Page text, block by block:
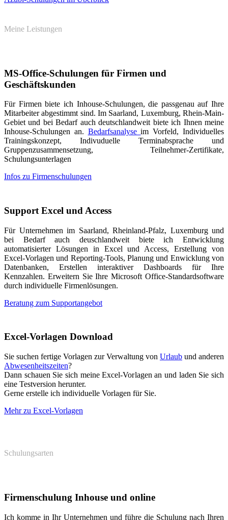
Meine Leistungen
MS-Office-Schulungen für Firmen und
Geschäftskunden
Für Firmen biete ich Inhouse-Schulungen, die passgenau auf Ihre
Mitarbeiter abgestimmt sind. Im Saarland, Luxemburg, Rhein-Main-
Gebiet und bei Bedarf auch deutschlandweit biete ich Ihnen meine
Inhouse-Schulungen an. Bedarfsanalyseim Vorfeld, Individuelles
Trainingskonzept, Indivuduelle Terminabsprache und
Gruppenzusammensetzung, Teilnehmer-Zertifikate,
Schulungsunterlagen
Infos zu Firmenschulungen
Support Excel und Access
Für Unternehmen im Saarland, Rheinland-Pfalz, Luxemburg und
bei Bedarf auch deuschlandweit biete ich Entwicklung
automatisierter Lösungen in Excel und Access, Erstellung von
Excel-Vorlagen und Reporting-Tools, Planung und Enwicklung von
Datenbanken, Erstellen interaktiver Dashboards für Ihre
Kennzahlen. Erweitern Sie Ihre Microsoft Office-Standardsoftware
durch individuelle Firmenlösungen.
Beratung zum Supportangebot
Excel-Vorlagen Download
Sie suchen fertige Vorlagen zur Verwaltung von Urlaub und anderen
Abwesenheitszeiten?
Dann schauen Sie sich meine Excel-Vorlagen an und laden Sie sich
eine Testversion herunter.
Gerne erstelle ich individuelle Vorlagen für Sie.
Mehr zu Excel-Vorlagen
Schulungsarten
Firmenschulung Inhouse und online
Ich komme in Ihr Unternehmen und führe die Schulung nach Ihren